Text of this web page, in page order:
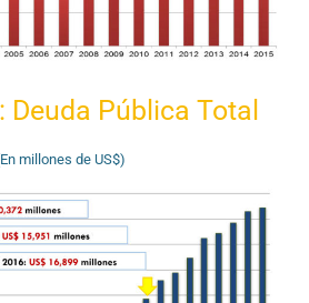
Deuda Pública Total
millones de US$)